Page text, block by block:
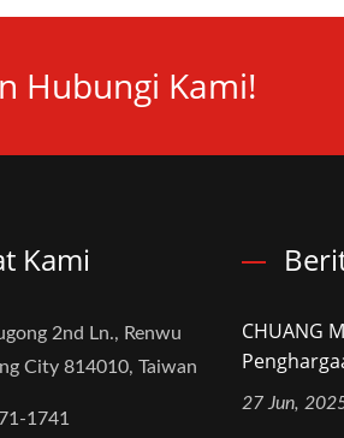
Hubungi Kami!
Kami
2nd Ln., Renwu
City 814010, Taiwan
1741
CHUANG
27 Jun,